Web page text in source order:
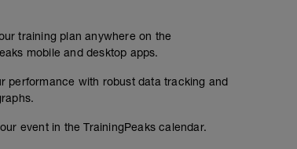
training plan anywhere on the
mobile and desktop apps.
performance with robust data tracking and
event in the TrainingPeaks calendar.